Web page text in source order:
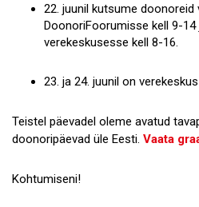
Tule tööle!
Tule ekskursioonile!
Andmekaitse
22. juunil kutsume
DoonoriFoorumisse kell 9-14
verekeskusesse kell 8-16.
23. ja 24. juunil on
Teistel päevadel oleme avatud
doonoripäevad üle Eesti. Vaata
Kohtumiseni!